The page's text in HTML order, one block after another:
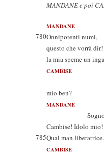
MANDANE e poi
MANDANE
780Onnipotenti numi,
questo che vorrà dir!
la mia speme un
CAMBISE
mio ben?
MANDANE
Sogno o
Cambise! Idolo
785Qual man
CAMBISE